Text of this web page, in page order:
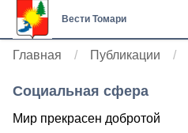
Вести Томари
Главная Публикации
Социальная сфера
Мир прекрасен добротой